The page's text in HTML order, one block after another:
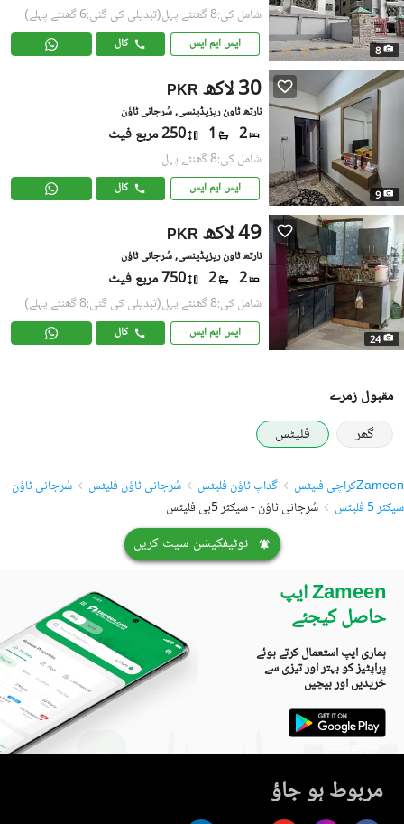
8
شامل کی:8 گھنٹے پہل (تبدیلی کی گئی:6 گھنٹے پہلے)
ایس ایم ایس کال
9
PKR 30 لاکھ
نارتھ ٹاون ریزیڈینسی, سُرجانی ٹاؤن
2
1 250 مربع فیٹ
شامل کی:8 گھنٹے پہل
ایس ایم ایس کال
24
PKR 49 لاکھ
نارتھ ٹاون ریزیڈینسی, سُرجانی ٹاؤن
2
2 750 مربع فیٹ
شامل کی:8 گھنٹے پہل (تبدیلی کی گئی:8 گھنٹے پہلے)
ایس ایم ایس کال
مقبول زمرے
گھر
فلیٹس
Zameenکراچی فلیٹس گداپ ٹاؤن فلیٹس سُرجانی ٹاؤن فلیٹس
سُرجانی ٹاؤن -
سیکٹر 5 فلیٹس
سُرجانی ٹاؤن - سیکٹر 5بی فلیٹس
نوٹیفکیشن سیٹ کریں
Zameen ایپ
حاصل کیجئے
ہماری ایپ استعمال کرتے ہوئے
پراپٹیز کو بہتر اور تیزی سے
خریدیں اور بیچیں
مربوط ہو جاؤ